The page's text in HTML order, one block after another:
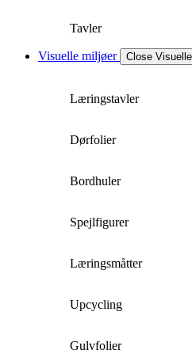
Tavler
Visuelle miljøer Close
Læringstavler
Dørfolier
Bordhuler
Spejlfigurer
Læringsmåtter
Upcycling
Gulvfolier